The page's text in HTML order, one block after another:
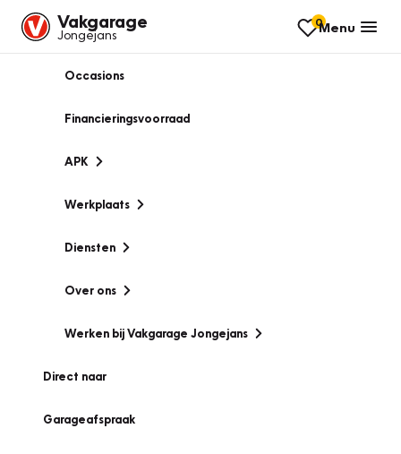
Vakgarage
Jongejans
0Menu
Occasions
Financieringsvoorraad
APK
Werkplaats
Diensten
Over ons
Werken bij Vakgarage Jongejans
Direct naar
Garageafspraak